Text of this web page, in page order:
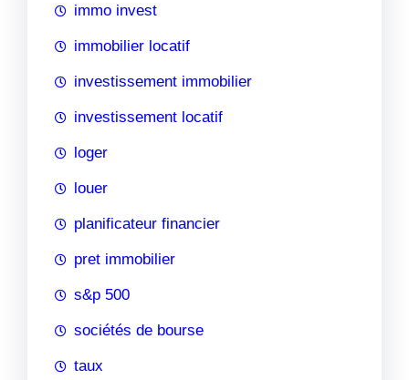
immo invest
immobilier locatif
investissement immobilier
investissement locatif
loger
louer
planificateur financier
pret immobilier
s&p 500
sociétés de bourse
taux